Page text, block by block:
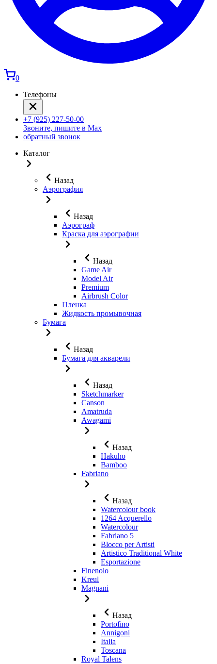
0
Телефоны
+7 (925) 227-50-00
Звоните, пишите в Max
обратный звонок
Каталог
Назад
Аэрография
Назад
Аэрограф
Краска для аэрографии
Назад
Game Air
Model Air
Premium
Airbrush Color
Пленка
Жидкость промывочная
Бумага
Назад
Бумага для акварели
Назад
Sketchmarker
Canson
Amatruda
Awagami
Назад
Hakuho
Bamboo
Fabriano
Назад
Watercolour book
1264 Acquerello
Watercolour
Fabriano 5
Blocco per Artisti
Artistico Traditional White
Esportazione
Finenolo
Kreul
Magnani
Назад
Portofino
Annigoni
Italia
Toscana
Royal Talens